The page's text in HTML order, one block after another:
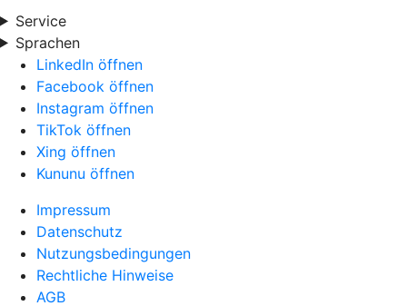
Service
Sprachen
LinkedIn öffnen
Facebook öffnen
Instagram öffnen
TikTok öffnen
Xing öffnen
Kununu öffnen
Impressum
Datenschutz
Nutzungsbedingungen
Rechtliche Hinweise
AGB